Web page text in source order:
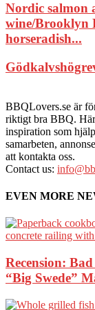
Nordic salmon
wine/Brooklyn
horseradish...
BBQLovers.se är
riktigt bra BBQ.
inspiration som
samarbeten,
att kontakta oss.
Contact us:
EVEN MORE
Recension:
“Big Swede”